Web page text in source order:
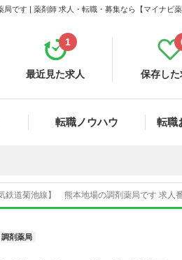
です | 薬剤師 求人・転職・募集なら【マイナビ薬
最近見た求人
1
保存した
転職ノウハウ 転職
鉄道菊池線】 熊本地場の調剤薬局です 求人
調剤薬局